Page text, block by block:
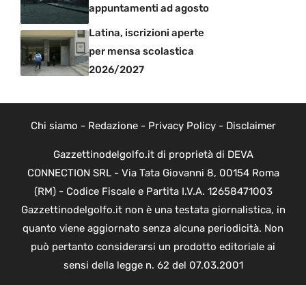
appuntamenti ad agosto
Latina, iscrizioni aperte
per mensa scolastica
2026/2027
Chi siamo - Redazione- Privacy Policy- Disclaimer
Gazzettinodelgolfo.it di proprietà di DEVA
CONNECTION SRL - Via Tata Giovanni 8, 00154 Roma
(RM) - Codice Fiscale e Partita I.V.A. 12658471003
Gazzettinodelgolfo.it non è una testata giornalistica, in
quanto viene aggiornato senza alcuna periodicità. Non
può pertanto considerarsi un prodotto editoriale ai
sensi della legge n. 62 del 07.03.2001